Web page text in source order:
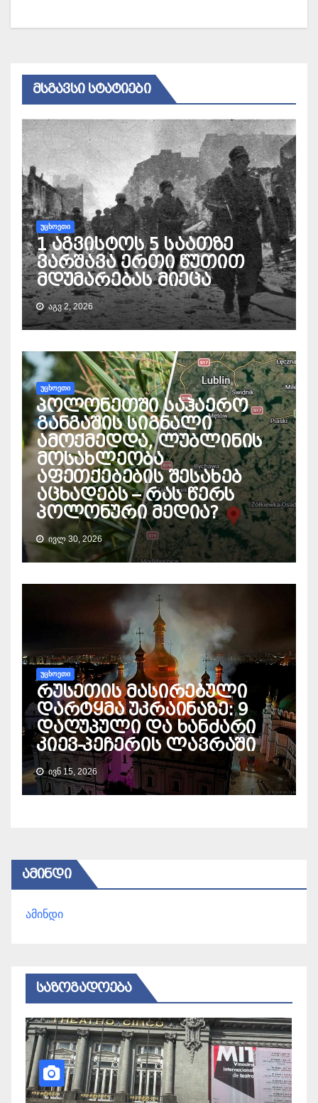
ᲛᲡᲒᲐᲕᲡᲘ ᲡᲢᲐᲢᲘᲔᲑᲘ
ᲣᲪᲮᲝᲔᲗᲘ
1 აგვისტოს 5 საათზე
ვარშავა ერთი წუთით
მდუმარებას მიეცა
ᲐᲒᲕ 2, 2026
ᲣᲪᲮᲝᲔᲗᲘ
პოლონეთში საჰაერო
განგაშის სიგნალი
ამოქმედდა, ლუბლინის
მოსახლეობა
აფეთქებების შესახებ
აცხადებს – რას წერს
პოლონური მედია?
ᲘᲕᲚ 30, 2026
ᲣᲪᲮᲝᲔᲗᲘ
რუსეთის მასირებული
დარტყმა უკრაინაზე: 9
დაღუპული და ხანძარი
კიევ-პეჩერის ლავრაში
ᲘᲕᲜ 15, 2026
ᲐᲛᲘᲜᲓᲘ
ამინდი
ᲡᲐᲖᲝᲒᲐᲓᲝᲔᲑᲐ